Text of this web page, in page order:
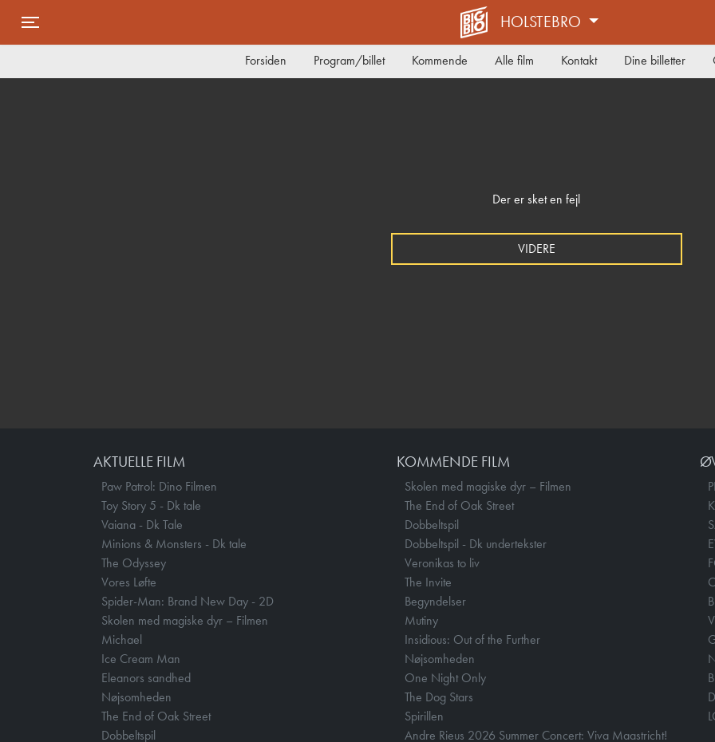
HOLSTEBRO
Forsiden Program/billet Kommende Alle film Kontakt Dine billetter
Der er sket en fejl
VIDERE
AKTUELLE FILM
Paw Patrol: Dino Filmen
Toy Story 5 - Dk tale
Vaiana - Dk Tale
Minions & Monsters - Dk tale
The Odyssey
Vores Løfte
Spider-Man: Brand New Day - 2D
Skolen med magiske dyr – Filmen
Michael
Ice Cream Man
Eleanors sandhed
Nøjsomheden
The End of Oak Street
Dobbeltspil
KOMMENDE FILM
Skolen med magiske dyr – Filmen
The End of Oak Street
Dobbeltspil
Dobbeltspil - Dk undertekster
Veronikas to liv
The Invite
Begyndelser
Mutiny
Insidious: Out of the Further
Nøjsomheden
One Night Only
The Dog Stars
Spirillen
Andre Rieus 2026 Summer Concert: Viva Maastricht!